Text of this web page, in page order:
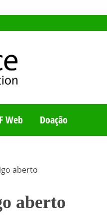
Web Doação
aberto
aberto